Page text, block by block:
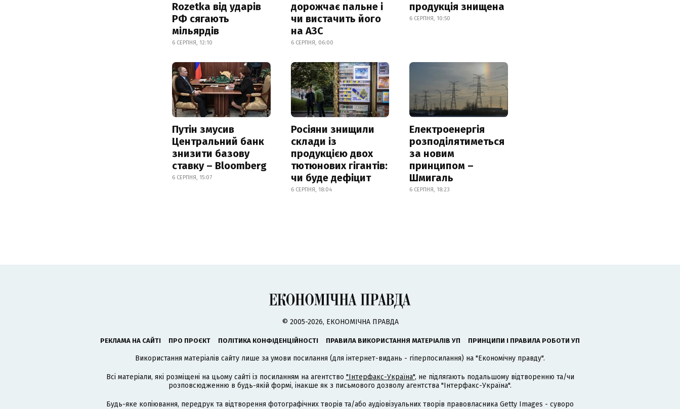
Rozetka від ударів
РФ сягають
мільярдів
6 СЕРПНЯ, 12:10
дорожчає пальне і
чи вистачить його
на АЗС
6 СЕРПНЯ, 06:00
продукція знищена
6 СЕРПНЯ, 10:50
Путін змусив
Центральний банк
знизити базову
ставку – Bloomberg
6 СЕРПНЯ, 15:07
Росіяни знищили
склади із
продукцією двох
тютюнових гігантів:
чи буде дефіцит
6 СЕРПНЯ, 18:04
Електроенергія
розподілятиметься
за новим
принципом –
Шмигаль
6 СЕРПНЯ, 18:23
© 2005-2026, ЕКОНОМІЧНА ПРАВДА
РЕКЛАМА НА САЙТІ ПРО ПРОЄКТ ПОЛІТИКА КОНФІДЕНЦІЙНОСТІ ПРАВИЛА ВИКОРИСТАННЯ МАТЕРІАЛІВ УП ПРИНЦИПИ І ПРАВИЛА РОБОТИ УП
Використання матеріалів сайту лише за умови посилання (для інтернет-видань - гіперпосилання) на "Економічну правду".
Всі матеріали, які розміщені на цьому сайті із посиланням на агентство "Інтерфакс-Україна", не підлягають подальшому відтворенню та/чи
розповсюдженню в будь-якій формі, інакше як з письмового дозволу агентства "Інтерфакс-Україна".
Будь-яке копіювання, передрук та відтворення фотографічних творів та/або аудіовізуальних творів правовласника Getty Images - суворо